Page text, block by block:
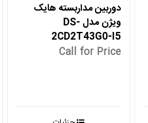
دوربین مداربسته هایک
ویژن مدل DS-
2CD2T43G0-I5
Call for Price